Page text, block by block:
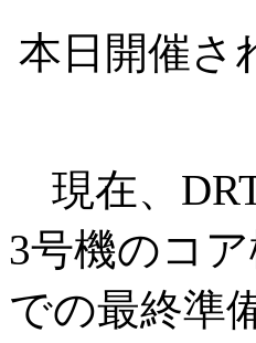
本日開催さ
現在、
3号機のコ
での最終準